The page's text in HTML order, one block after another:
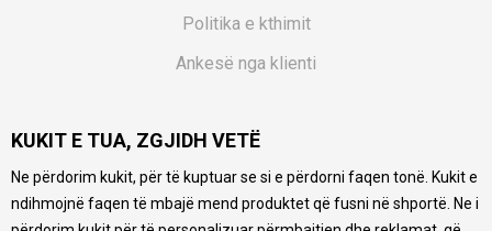
Politika e kthimit
Ankesë nga klienti
Pyetjet më të shpeshta
Ne bëjmë çmos që të ofrojmë një përshkrim sa më të saktë
të produkteve tona, ofrojmë edhe foto e çmimin, por nuk
KUKIT E TUA, ZGJIDH VETË
Ne përdorim kukit, për të kuptuar se si e përdorni faqen tonë. Kukit e
ndihmojnë faqen të mbajë mend produktet që fusni në shportë. Ne i